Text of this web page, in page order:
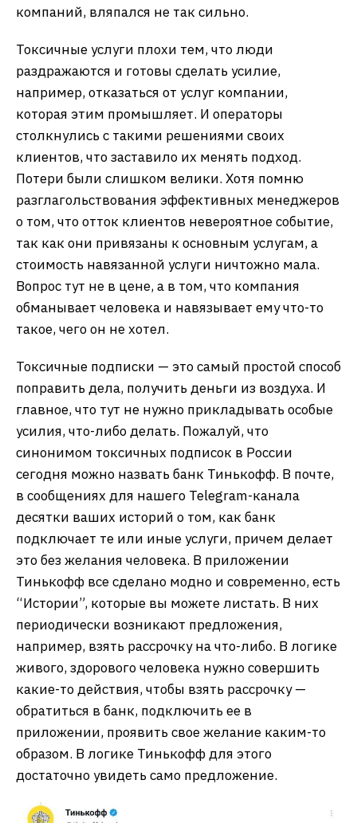
компаний, вляпался не так сильно.
Токсичные услуги плохи тем, что люди
раздражаются и готовы сделать усилие,
например, отказаться от услуг компании,
которая этим промышляет. И операторы
столкнулись с такими решениями своих
клиентов, что заставило их менять подход.
Потери были слишком велики. Хотя помню
разглагольствования эффективных менеджеров
о том, что отток клиентов невероятное событие,
так как они привязаны к основным услугам, а
стоимость навязанной услуги ничтожно мала.
Вопрос тут не в цене, а в том, что компания
обманывает человека и навязывает ему что-то
такое, чего он не хотел.
Токсичные подписки — это самый простой способ
поправить дела, получить деньги из воздуха. И
главное, что тут не нужно прикладывать особые
усилия, что-либо делать. Пожалуй, что
синонимом токсичных подписок в России
сегодня можно назвать банк Тинькофф. В почте,
в сообщениях для нашего Telegram-канала
десятки ваших историй о том, как банк
подключает те или иные услуги, причем делает
это без желания человека. В приложении
Тинькофф все сделано модно и современно, есть
“Истории”, которые вы можете листать. В них
периодически возникают предложения,
например, взять рассрочку на что-либо. В логике
живого, здорового человека нужно совершить
какие-то действия, чтобы взять рассрочку —
обратиться в банк, подключить ее в
приложении, проявить свое желание каким-то
образом. В логике Тинькофф для этого
достаточно увидеть само предложение.